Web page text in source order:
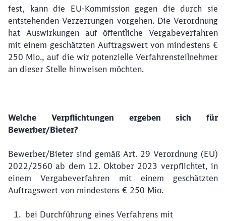
fest, kann die EU-Kommission gegen die durch sie
entstehenden Verzerrungen vorgehen. Die Verordnung
hat Auswirkungen auf öffentliche Vergabeverfahren
mit einem geschätzten Auftragswert von mindestens €
250 Mio., auf die wir potenzielle Verfahrensteilnehmer
an dieser Stelle hinweisen möchten.
Welche Verpflichtungen ergeben sich für
Bewerber/Bieter?
Bewerber/Bieter sind gemäß Art. 29 Verordnung (EU)
2022/2560 ab dem 12. Oktober 2023 verpflichtet, in
einem Vergabeverfahren mit einem geschätzten
Auftragswert von mindestens € 250 Mio.
bei Durchführung eines Verfahrens mit